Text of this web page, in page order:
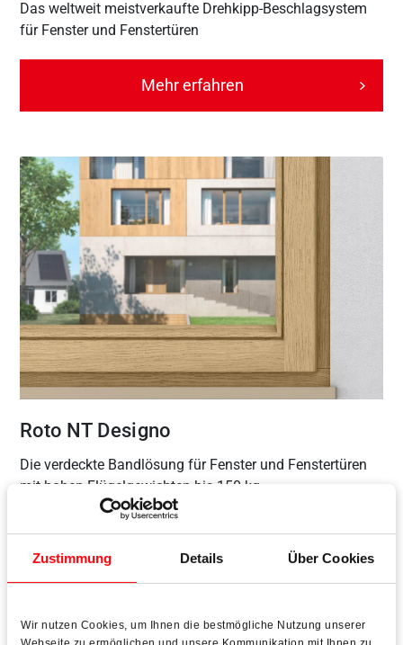
Zustimmung Details Über Cookies
Wir nutzen Cookies, um Ihnen die bestmögliche Nutzung unserer
Das weltweit meistverkaufte Drehkipp-Beschlagsystem
für Fenster und Fenstertüren
Mehr erfahren
Roto NT Designo
Die verdeckte Bandlösung für Fenster und Fenstertüren
mit hohen Flügelgewichten bis 150 kg